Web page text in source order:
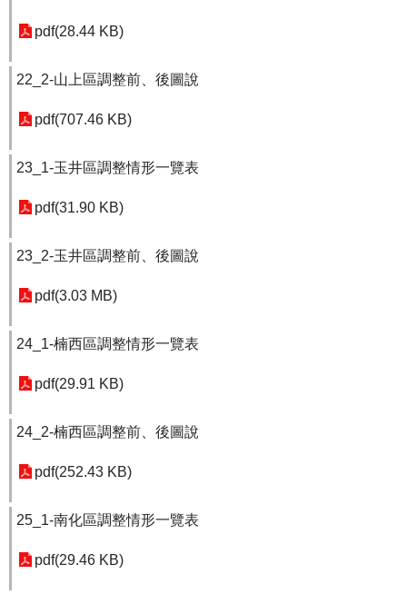
pdf(28.44 KB)
22_2-山上區調整前、後圖說
pdf(707.46 KB)
23_1-玉井區調整情形一覽表
pdf(31.90 KB)
23_2-玉井區調整前、後圖說
pdf(3.03 MB)
24_1-楠西區調整情形一覽表
pdf(29.91 KB)
24_2-楠西區調整前、後圖說
pdf(252.43 KB)
25_1-南化區調整情形一覽表
pdf(29.46 KB)